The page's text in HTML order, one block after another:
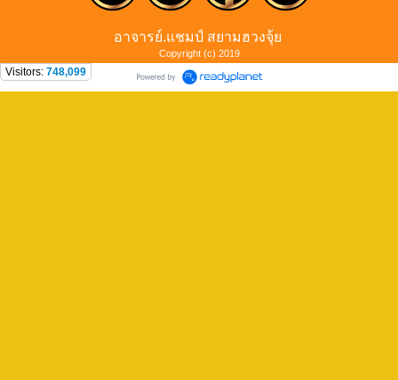
อาจารย์.แชมป์ สยามฮวงจุ้ย
Copyright (c) 2019
Visitors: 748,099